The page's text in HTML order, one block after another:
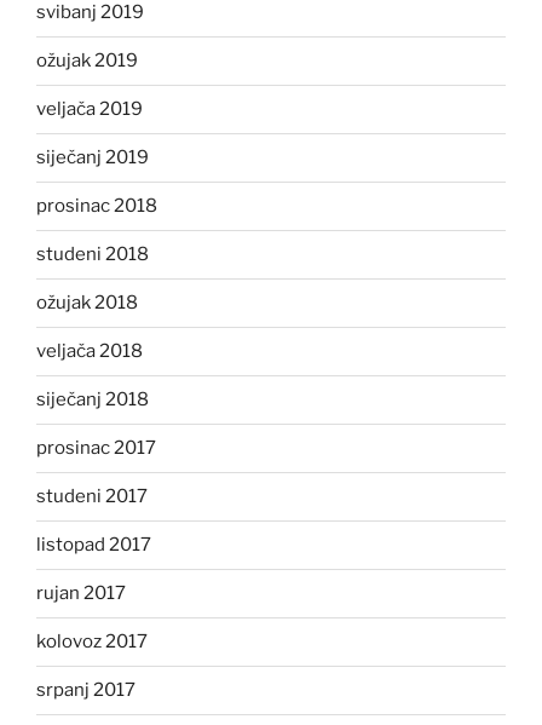
svibanj 2019
ožujak 2019
veljača 2019
siječanj 2019
prosinac 2018
studeni 2018
ožujak 2018
veljača 2018
siječanj 2018
prosinac 2017
studeni 2017
listopad 2017
rujan 2017
kolovoz 2017
srpanj 2017